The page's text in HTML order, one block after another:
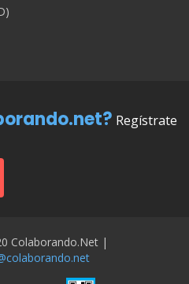
Regístrate
Colaborando.net |